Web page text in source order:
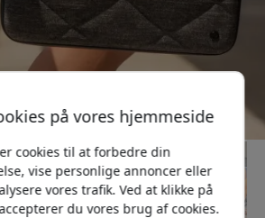
på vores hjemmeside
cookies til at forbedre din
vise personlige annoncer eller
vores trafik. Ved at klikke på
du vores brug af cookies.